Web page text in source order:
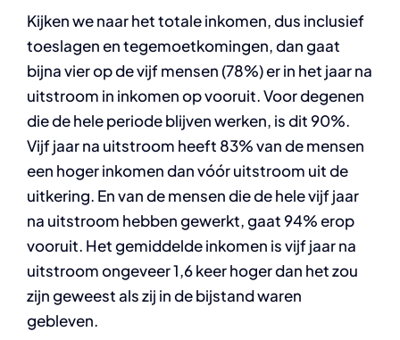
Kijken we naar het totale inkomen, dus inclusief
toeslagen en tegemoetkomingen, dan gaat
bijna vier op de vijf mensen (78%) er in het jaar na
uitstroom in inkomen op vooruit. Voor degenen
die de hele periode blijven werken, is dit 90%.
Vijf jaar na uitstroom heeft 83% van de mensen
een hoger inkomen dan vóór uitstroom uit de
uitkering. En van de mensen die de hele vijf jaar
na uitstroom hebben gewerkt, gaat 94% erop
vooruit. Het gemiddelde inkomen is vijf jaar na
uitstroom ongeveer 1,6 keer hoger dan het zou
zijn geweest als zij in de bijstand waren
gebleven.